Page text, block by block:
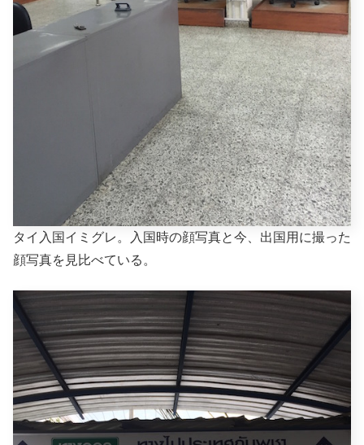
タイ入国イミグレ。入国時の顔写真と今、出国用に撮った
顔写真を見比べている。